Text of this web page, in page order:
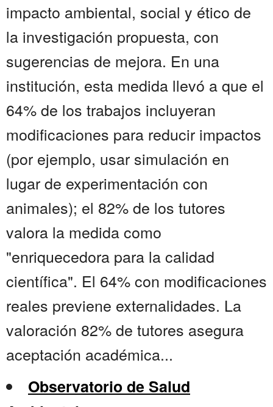
impacto ambiental, social y ético de
la investigación propuesta, con
sugerencias de mejora. En una
institución, esta medida llevó a que el
64% de los trabajos incluyeran
modificaciones para reducir impactos
(por ejemplo, usar simulación en
lugar de experimentación con
animales); el 82% de los tutores
valora la medida como
"enriquecedora para la calidad
científica". El 64% con modificaciones
reales previene externalidades. La
valoración 82% de tutores asegura
aceptación académica...
Observatorio de Salud